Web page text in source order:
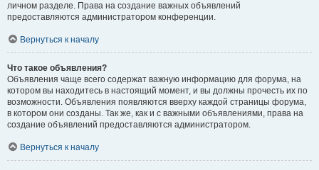
личном разделе. Права на создание важных объявлений
предоставляются администратором конференции.
Вернуться к началу
Что такое объявления?
Объявления чаще всего содержат важную информацию для форума, на
котором вы находитесь в настоящий момент, и вы должны прочесть их по
возможности. Объявления появляются вверху каждой страницы форума,
в котором они созданы. Так же, как и с важными объявлениями, права на
создание объявлений предоставляются администратором.
Вернуться к началу